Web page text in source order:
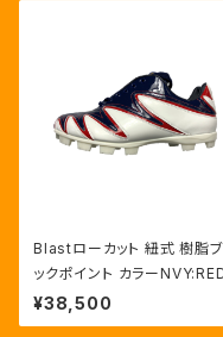
Blastローカット 紐式 樹脂
ックポイント カラー
HWT
¥38,500